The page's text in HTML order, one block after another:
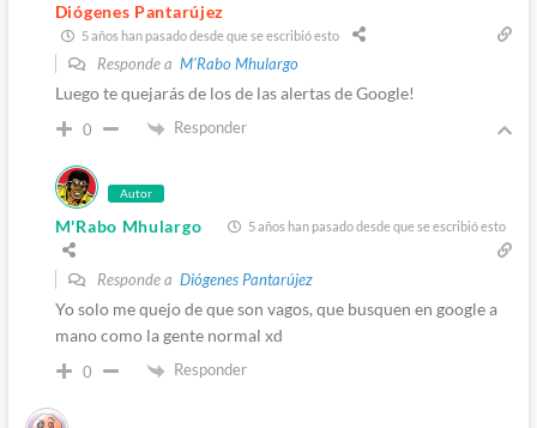
Diógenes Pantarújez
5 años han pasado desde que se escribió esto
Responde a M'Rabo Mhulargo
Luego te quejarás de los de las alertas de Google!
0 Responder
Autor
M'Rabo Mhulargo 5 años han pasado desde que se escribió esto
Responde a Diógenes Pantarújez
Yo solo me quejo de que son vagos, que busquen en google a
mano como la gente normal xd
0 Responder